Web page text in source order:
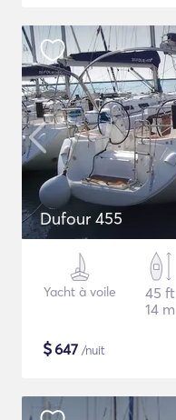
Dufour 455
Yacht à voile
45 ft
14 m
$647 /nuit